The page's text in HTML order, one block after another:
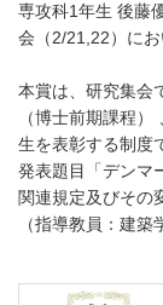
専攻科1年生 後藤
会（2/21,22）にお
本賞は、研究集会
（博士前期課程
生を表彰する制度
発表題目「デンマ
関連規定及びその
（指導教員：建築